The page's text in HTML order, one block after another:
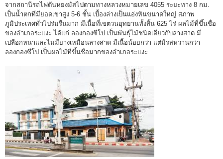
จากสถานีรถไฟตันหยงมัสไปตามทางหลวงหมายเลข 4055 ระยะทาง 8 กม.
เป็นน้ำตกที่มียอดเขาสูง 5-6 ชั้น เบื้องล่างเป็นแอ่งหินขนาดใหญ่ สภาพ
ภูมิประเทศทั่วไปร่มรื่นมาก มีเนื้อที่เขตวนอุทยานทั้งสิ้น 625 ไร่ ผลไม้ที่ขึ้นชื่อ
ของอำเภอระแงะ ได้แก่ ลองกองซีโป เป็นพันธุ์ไม้ชนิดเดียวกับลางสาด มี
เปลือกหนาและไม่มียางเหมือนลางสาด มีเนื้อน้อยกว่า แต่มีรสหวานกว่า
ลองกองซีโป เป็นผลไม้ที่ขึ้นชื่อมากของอำเภอระแงะ